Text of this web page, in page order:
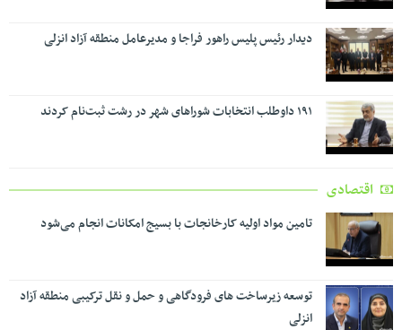
دیدار رئیس پلیس راهور فراجا و مدیرعامل منطقه آزاد انزلی
۱۹۱ داوطلب انتخابات شوراهای شهر در رشت ثبت‌نام کردند
اقتصادی
تامین مواد اولیه کارخانجات با بسیج امکانات انجام می‌شود
توسعه زیرساخت های فرودگاهی و حمل و نقل ترکیبی منطقه آزاد
انزلی